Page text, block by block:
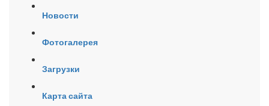
Новости
Фотогалерея
Загрузки
Карта сайта